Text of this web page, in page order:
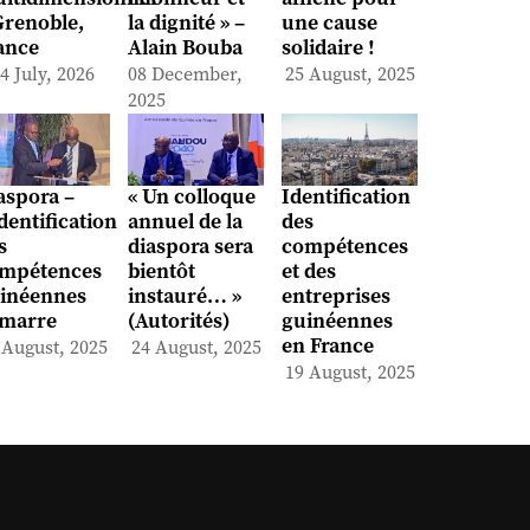
July, 2026
la dignité » –
Alain Bouba
08 December,
2025
une cause
solidaire !
25 August, 2025
–
2025
« Un colloque
annuel de la
diaspora sera
bientôt
instauré… »
(Autorités)
24 August, 2025
Identification
des
compétences
et des
entreprises
guinéennes
en France
19 August, 2025